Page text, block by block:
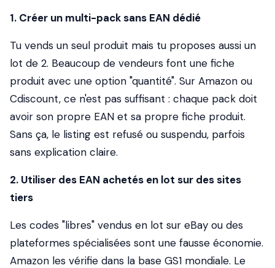
1. Créer un multi-pack sans EAN dédié
Tu vends un seul produit mais tu proposes aussi un
lot de 2. Beaucoup de vendeurs font une fiche
produit avec une option "quantité". Sur Amazon ou
Cdiscount, ce n'est pas suffisant : chaque pack doit
avoir son propre EAN et sa propre fiche produit.
Sans ça, le listing est refusé ou suspendu, parfois
sans explication claire.
2. Utiliser des EAN achetés en lot sur des sites
tiers
Les codes "libres" vendus en lot sur eBay ou des
plateformes spécialisées sont une fausse économie.
Amazon les vérifie dans la base GS1 mondiale. Le